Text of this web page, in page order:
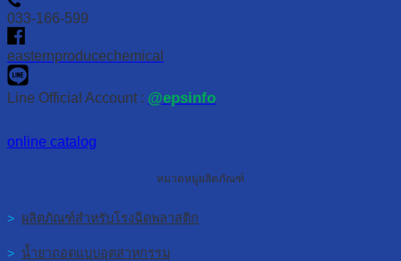
033-166-599
easternproducechemical
Line Official Account : @epsinfo
online catalog
หมวดหมู่ผลิตภัณฑ์
> ผลิตภัณฑ์สำหรับโรงฉีดพลาสติก
> น้ำยาถอดแบบอุตสาหกรรม